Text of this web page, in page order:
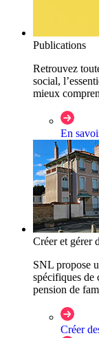
Publications
Retrouvez
social,
mieux
En
Créer et gérer
SNL propose
spécifiques de
pension de
Créer